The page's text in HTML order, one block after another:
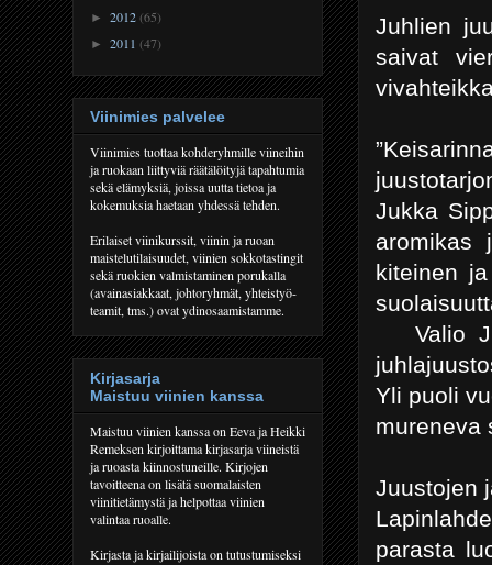
Juhlien
saivat
Jukka
aromikas
kiteinen
Valio
Yli puoli
mureneva
Juustojen
parasta
► 2012(65)
► 2011 (47)
Viinimies palvelee
Viinimies tuottaa kohderyhmille viineihin
ja ruokaan liittyviä räätälöityjä tapahtumia
sekä elämyksiä, joissa uutta tietoa ja
kokemuksia haetaan yhdessä tehden.
Erilaiset viinikurssit, viinin ja ruoan
maistelutilaisuudet, viinien sokkotastingit
sekä ruokien valmistaminen porukalla
(avainasiakkaat, johtoryhmät, yhteistyö-
teamit, tms.) ovat ydinosaamistamme.
Kirjasarja
Maistuu viinien kanssa
Maistuu viinien kanssa on Eeva ja Heikki
Remeksen kirjoittama kirjasarja viineistä
ja ruoasta kiinnostuneille. Kirjojen
tavoitteena on lisätä suomalaisten
viinitietämystä ja helpottaa viinien
valintaa ruoalle.
Kirjasta ja kirjailijoista on tutustumiseksi